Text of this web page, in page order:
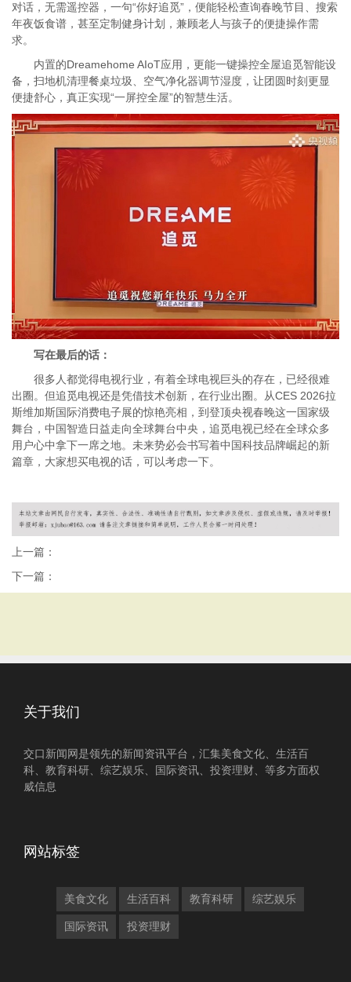
对话，无需遥控器，一句“你好追觅”，便能轻松查询春晚节目、搜索
年夜饭食谱，甚至定制健身计划，兼顾老人与孩子的便捷操作需
求。
内置的Dreamehome AIoT应用，更能一键操控全屋追觅智能设
备，扫地机清理餐桌垃圾、空气净化器调节湿度，让团圆时刻更显
便捷舒心，真正实现“一屏控全屋”的智慧生活。
写在最后的话：
很多人都觉得电视行业，有着全球电视巨头的存在，已经很难
出圈。但追觅电视还是凭借技术创新，在行业出圈。从CES 2026拉
斯维加斯国际消费电子展的惊艳亮相，到登顶央视春晚这一国家级
舞台，中国智造日益走向全球舞台中央，追觅电视已经在全球众多
用户心中拿下一席之地。未来势必会书写着中国科技品牌崛起的新
篇章，大家想买电视的话，可以考虑一下。
上一篇：
下一篇：
关于我们
交口新闻网是领先的新闻资讯平台，汇集美食文化、生活百
科、教育科研、综艺娱乐、国际资讯、投资理财、等多方面权
威信息
网站标签
美食文化 生活百科 教育科研 综艺娱乐
国际资讯 投资理财